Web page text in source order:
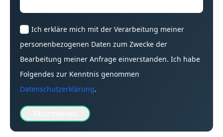
Ich erkläre mich mit der Verarbeitung meiner
personenbezogenen Daten zum Zwecke der
Bearbeitung meiner Anfrage einverstanden. Ich habe
Folgendes zur Kenntnis genommen
Datenschutzerklärung.